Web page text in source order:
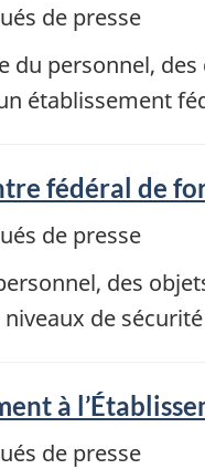
de presse
du personnel,
établissement
fédéral de
de presse
des
de
à
de presse